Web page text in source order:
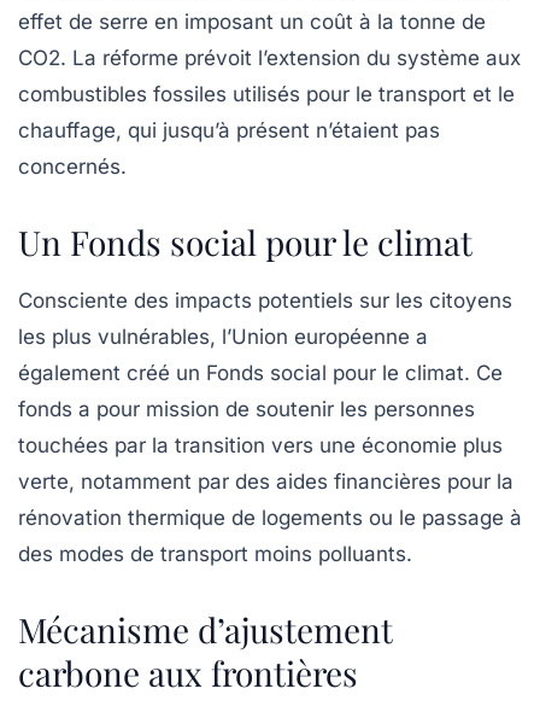
effet de serre en imposant un coût à la tonne de
CO2. La réforme prévoit l’extension du système aux
combustibles fossiles utilisés pour le transport et le
chauffage, qui jusqu’à présent n’étaient pas
concernés.
Un Fonds social pour le climat
Consciente des impacts potentiels sur les citoyens
les plus vulnérables, l’Union européenne a
également créé un Fonds social pour le climat. Ce
fonds a pour mission de soutenir les personnes
touchées par la transition vers une économie plus
verte, notamment par des aides financières pour la
rénovation thermique de logements ou le passage à
des modes de transport moins polluants.
Mécanisme d’ajustement
carbone aux frontières